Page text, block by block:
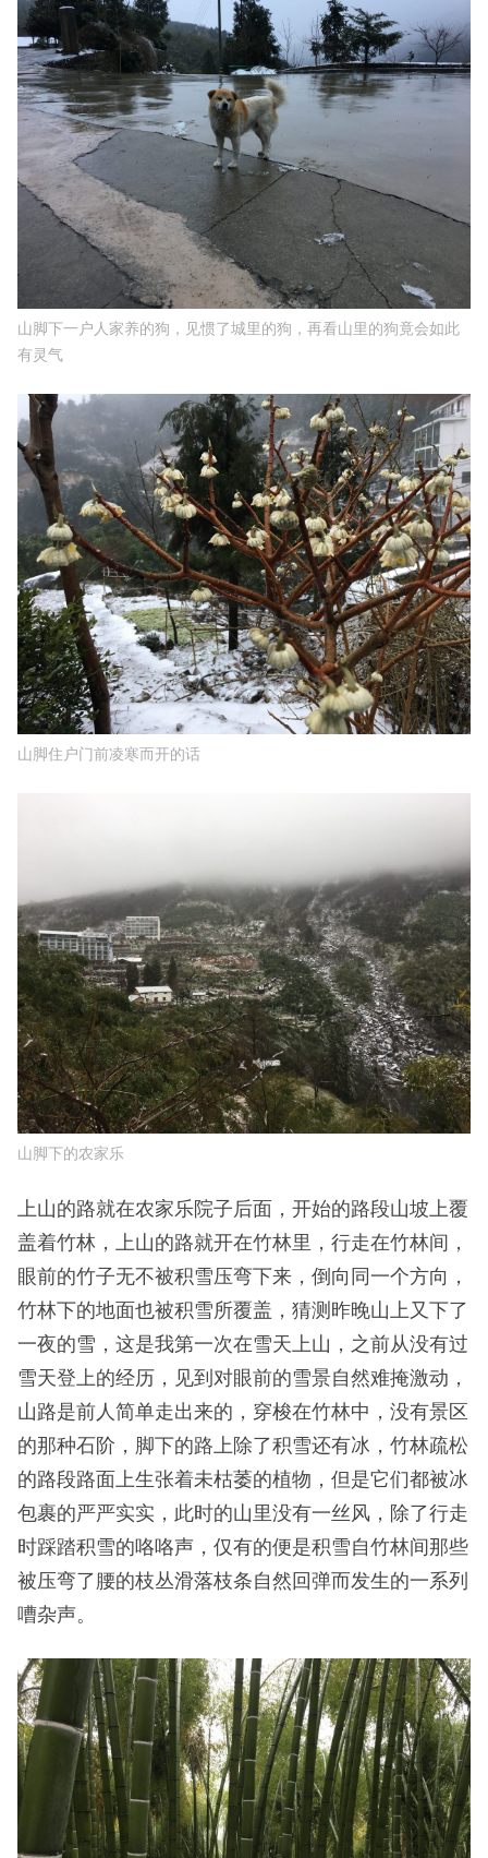
山脚下一户人家养的狗，见惯了城里的狗，再看山里的狗竟会如此
有灵气
山脚住户门前凌寒而开的话
山脚下的农家乐
上山的路就在农家乐院子后面，开始的路段山坡上覆
盖着竹林，上山的路就开在竹林里，行走在竹林间，
眼前的竹子无不被积雪压弯下来，倒向同一个方向，
竹林下的地面也被积雪所覆盖，猜测昨晚山上又下了
一夜的雪，这是我第一次在雪天上山，之前从没有过
雪天登上的经历，见到对眼前的雪景自然难掩激动，
山路是前人简单走出来的，穿梭在竹林中，没有景区
的那种石阶，脚下的路上除了积雪还有冰，竹林疏松
的路段路面上生张着未枯萎的植物，但是它们都被冰
包裹的严严实实，此时的山里没有一丝风，除了行走
时踩踏积雪的咯咯声，仅有的便是积雪自竹林间那些
被压弯了腰的枝丛滑落枝条自然回弹而发生的一系列
嘈杂声。